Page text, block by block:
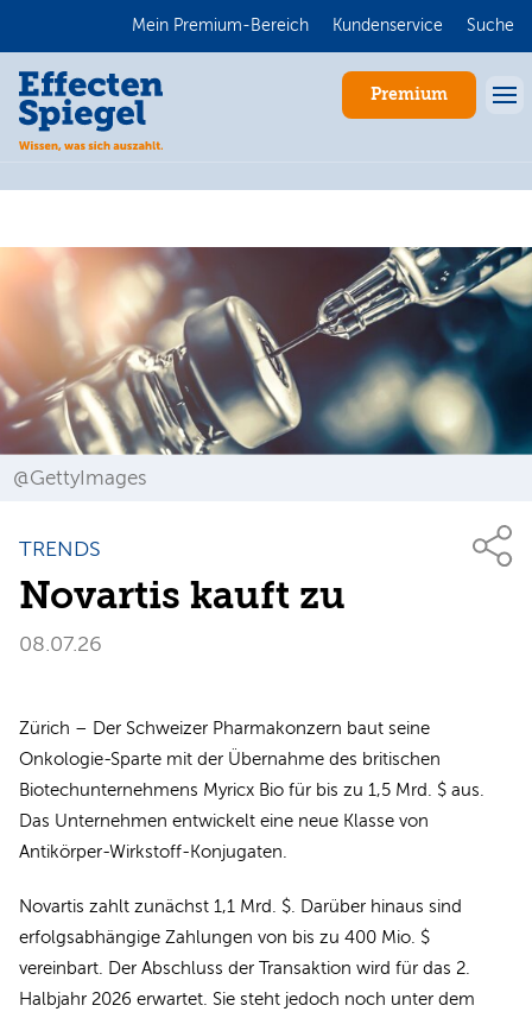
Mein Premium-Bereich Kundenservice Suche
Premium
@GettyImages
TRENDS
Novartis kauft zu
08.07.26
Zürich – Der Schweizer Pharmakonzern baut seine
Onkologie-Sparte mit der Übernahme des britischen
Biotechunternehmens Myricx Bio für bis zu 1,5 Mrd. $ aus.
Das Unternehmen entwickelt eine neue Klasse von
Antikörper-Wirkstoff-Konjugaten.
Novartis zahlt zunächst 1,1 Mrd. $. Darüber hinaus sind
erfolgsabhängige Zahlungen von bis zu 400 Mio. $
vereinbart. Der Abschluss der Transaktion wird für das 2.
Halbjahr 2026 erwartet. Sie steht jedoch noch unter dem
Anmelden